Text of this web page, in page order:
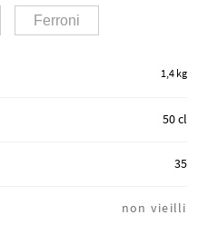
Ferroni
1,4 kg
50 cl
35
non vieilli